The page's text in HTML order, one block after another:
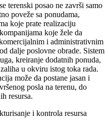
terenski posao ne završi samo
poveže sa ponudama,
koje prate realizaciju
koje žele da
i administrativnim
dalje poslovne obrade. Sistem
kreiranje dodatnih ponuda,
u okviru istog toka rada.
može da postane jasan i
posla na terenu, do
resursa.